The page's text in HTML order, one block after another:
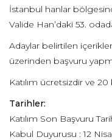
İstanbul hanlar
Valide Han’daki 53.
Adaylar belirtilen
üzerinden başvuru
Katılım ücretsizdir ve 20
Tarihler:
Katılım Son Başvuru
Kabul Duyurusu : 12